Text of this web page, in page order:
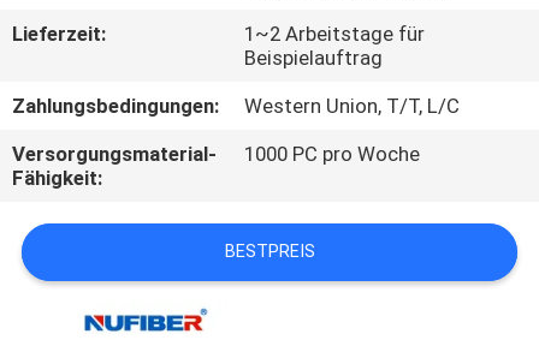
UNS
VERBINDUNG
NACHRICHTEN
FORDERN
Lieferzeit:
1~2 Arbeitstage für
Beispielauftrag
Zahlungsbedingungen:
Western Union, T/T, L/C
Versorgungsmaterial-
Fähigkeit:
1000 PC pro Woche
BESTPREIS